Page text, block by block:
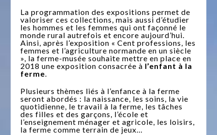
La programmation des expositions permet de
valoriser ces collections, mais aussi d’étudier
les hommes et les femmes qui ont façonné le
monde rural autrefois et encore aujourd’hui.
Ainsi, après l’exposition « Cent professions, les
femmes et l’agriculture normande en un siècle
», la ferme-musée souhaite mettre en place en
2018 une exposition consacrée à l’enfant à la
ferme.
Plusieurs thèmes liés à l’enfance à la ferme
seront abordés : la naissance, les soins, la vie
quotidienne, le travail à la ferme, les tâches
des filles et des garçons, l’école et
l’enseignement ménager et agricole, les loisirs,
la ferme comme terrain de jeux…